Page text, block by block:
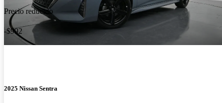
Precio reducido
-$992
2025 Nissan Sentra